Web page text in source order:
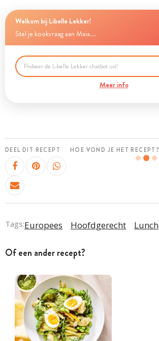
Welkom bij Libelle Lekker!
Stel je kookvraag aan Maia...
Meer info
DEEL DIT RECEPT HOE VOND JE HET RECEPT?
Tags:Europees Hoofdgerecht Lunch
Of een ander recept?